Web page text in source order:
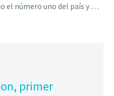
el número uno del país y …
primer